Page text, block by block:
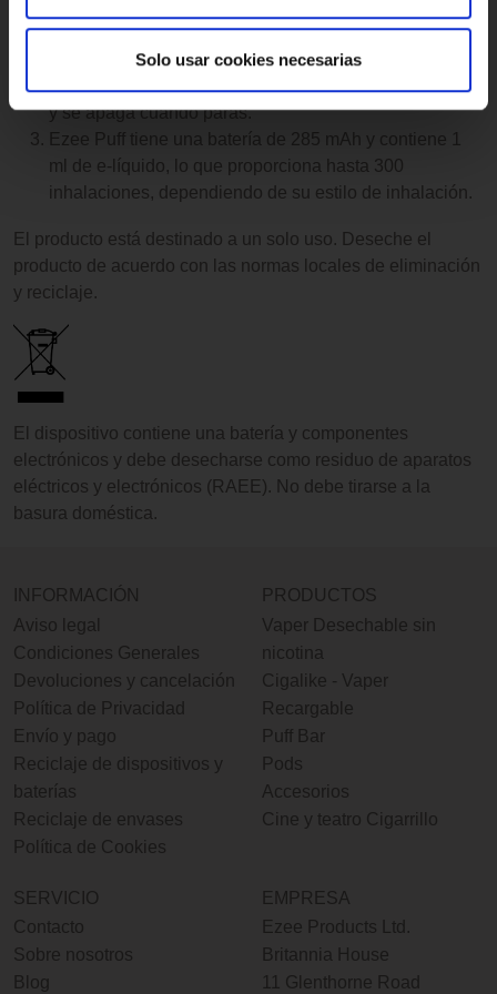
Solo usar cookies necesarias
Retire el producto del embalaje y deseche el tubo de
plástico que rodea el cigarrillo electrónico.
El producto se inicia automáticamente cuando inhalas
y se apaga cuando paras.
Ezee Puff tiene una batería de 285 mAh y contiene 1
ml de e-líquido, lo que proporciona hasta 300
inhalaciones, dependiendo de su estilo de inhalación.
El producto está destinado a un solo uso. Deseche el
producto de acuerdo con las normas locales de eliminación
y reciclaje.
El dispositivo contiene una batería y componentes
electrónicos y debe desecharse como residuo de aparatos
eléctricos y electrónicos (RAEE). No debe tirarse a la
basura doméstica.
INFORMACIÓN
Aviso legal
Condiciones Generales
Devoluciones y cancelación
Política de Privacidad
Envío y pago
Reciclaje de dispositivos y
baterías
Reciclaje de envases
Política de Cookies
PRODUCTOS
Vaper Desechable sin
nicotina
Cigalike - Vaper
Recargable
Puff Bar
Pods
Accesorios
Cine y teatro Cigarrillo
SERVICIO
Contacto
Sobre nosotros
Blog
EMPRESA
Ezee Products Ltd.
Britannia House
11 Glenthorne Road